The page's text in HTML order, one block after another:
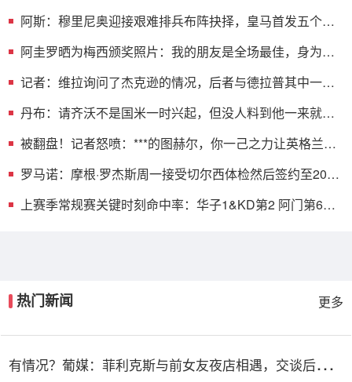
阿斯：穆里尼奥迎接艰难排兵布阵抉择，皇马首发五个位
阿圭罗晒为梅西颁奖照片：我的朋友是全场最佳，身为阿
记者：维拉询问了杰克逊的情况，后者与德拉普其中一人
丹布：请齐沃不是国米一时兴起，但没人料到他一来就拿
被翻盘！记者怒喷：***的图赫尔，你一己之力让英格兰输
罗马诺：摩根·罗杰斯周一接受切尔西体检然后签约至2032
上赛季常规赛关键时刻命中率：华子1&KD第2 阿门第6&
热门新闻 更多
有情况？葡媒：菲利克斯与前女友夜店相遇，交谈后社媒